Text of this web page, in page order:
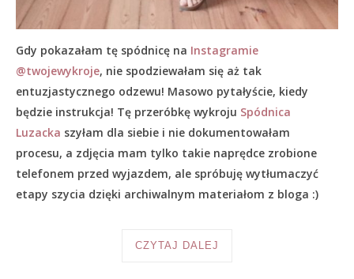
Gdy pokazałam tę spódnicę na Instagramie
@twojewykroje, nie spodziewałam się aż tak
entuzjastycznego odzewu! Masowo pytałyście, kiedy
będzie instrukcja! Tę przeróbkę wykroju Spódnica
Luzacka szyłam dla siebie i nie dokumentowałam
procesu, a zdjęcia mam tylko takie naprędce zrobione
telefonem przed wyjazdem, ale spróbuję wytłumaczyć
etapy szycia dzięki archiwalnym materiałom z bloga :)
CZYTAJ DALEJ